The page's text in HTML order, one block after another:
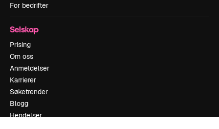
For bedrifter
Selskap
Prising
Om oss
Anmeldelser
Karrierer
Søketrender
Blogg
Hendelser